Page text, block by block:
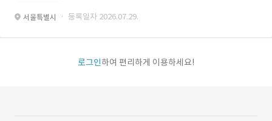
서울특별시 · 등록일자 2026.07.29.
로그인하여 편리하게 이용하세요!